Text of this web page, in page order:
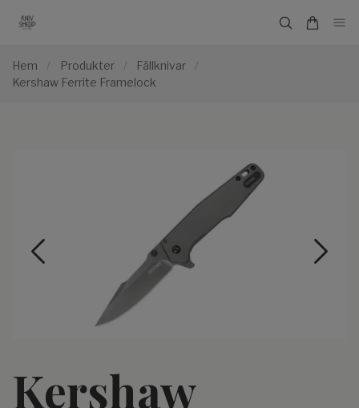
Hem / Produkter / Fällknivar
/
Kershaw Ferrite Framelock
Kershaw